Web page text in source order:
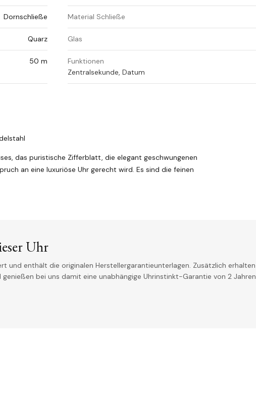
Dornschließe Material Schließe
Quarz Glas
50 m
Funktionen
Zentralsekunde, Datum
das puristische Zifferblatt, die elegant geschwungenen
an eine luxuriöse Uhr gerecht wird. Es sind die feinen
Uhr
und enthält die originalen Herstellergarantieunterlagen. Zusätzlich erhalten
bei uns damit eine unabhängige Uhrinstinkt-Garantie von 2 Jahren